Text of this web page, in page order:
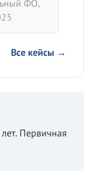
ФО,
Все кейсы →
Первичная